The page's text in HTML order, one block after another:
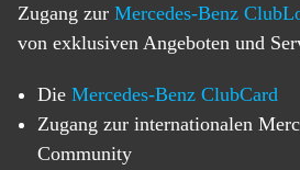
Zugang zur Mercedes-Benz
von exklusiven Angeboten und
Die Mercedes-Benz ClubCard
Zugang zur internationalen
Community